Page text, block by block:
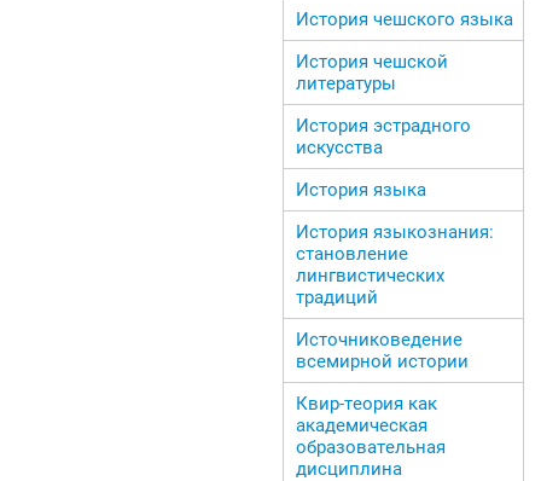
История чешского языка
История чешской
литературы
История эстрадного
искусства
История языка
История языкознания:
становление
лингвистических
традиций
Источниковедение
всемирной истории
Квир-теория как
академическая
образовательная
дисциплина